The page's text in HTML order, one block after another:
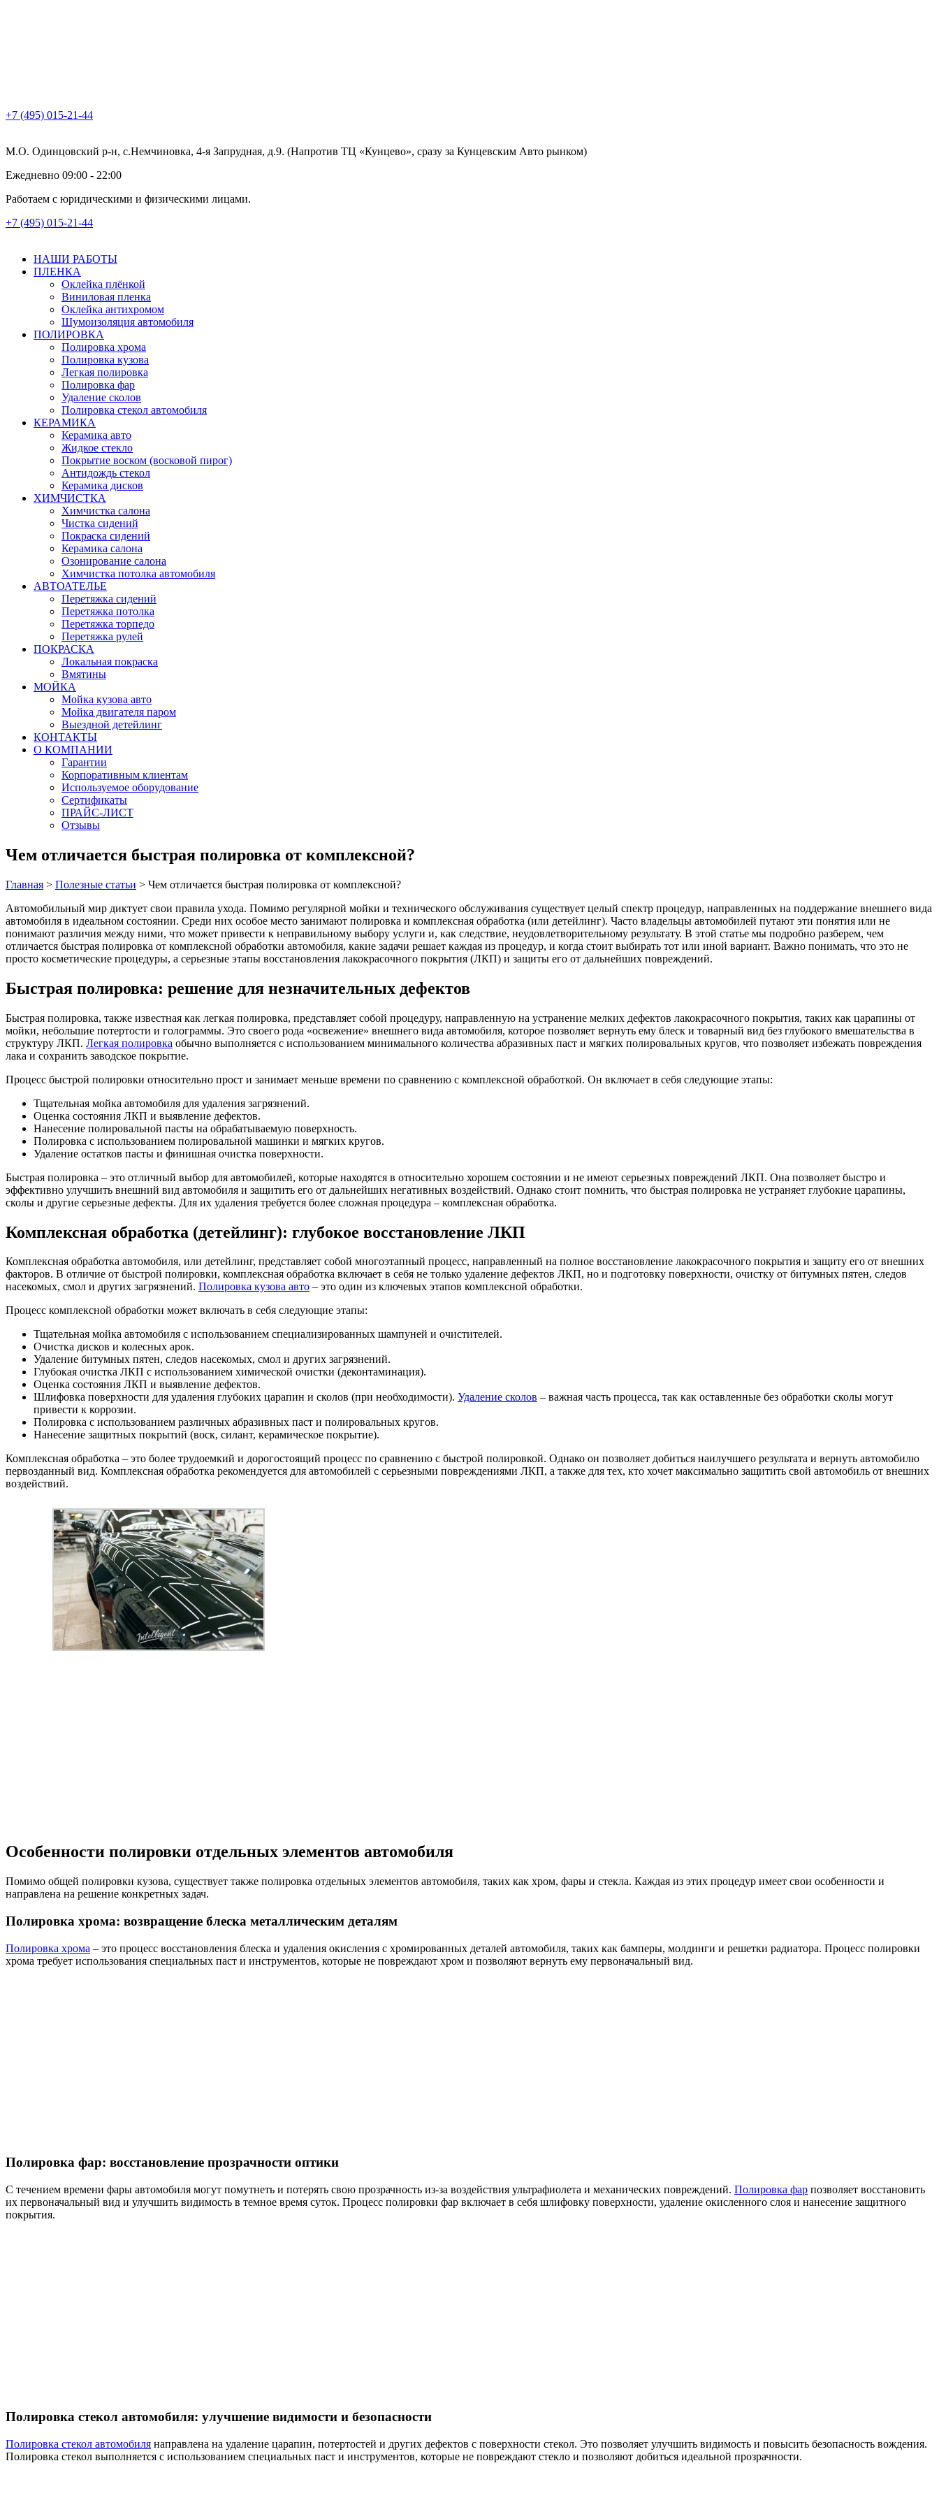
+7 (495) 015-21-44
М.О. Одинцовский р-н, с.Немчиновка, 4-я Запрудная, д.9. (Напротив ТЦ «Кунцево», сразу за Кунцевским Авто рынком)
Ежедневно 09:00 - 22:00
Работаем с юридическими и физическими лицами.
+7 (495) 015-21-44
НАШИ РАБОТЫ
ПЛЕНКА
Оклейка плёнкой
Виниловая пленка
Оклейка антихромом
Шумоизоляция автомобиля
ПОЛИРОВКА
Полировка хрома
Полировка кузова
Легкая полировка
Полировка фар
Удаление сколов
Полировка стекол автомобиля
КЕРАМИКА
Керамика авто
Жидкое стекло
Покрытие воском (восковой пирог)
Антидождь стекол
Керамика дисков
ХИМЧИСТКА
Химчистка салона
Чистка сидений
Покраска сидений
Керамика салона
Озонирование салона
Химчистка потолка автомобиля
АВТОАТЕЛЬЕ
Перетяжка сидений
Перетяжка потолка
Перетяжка торпедо
Перетяжка рулей
ПОКРАСКА
Локальная покраска
Вмятины
МОЙКА
Мойка кузова авто
Мойка двигателя паром
Выездной детейлинг
КОНТАКТЫ
О КОМПАНИИ
Гарантии
Корпоративным клиентам
Используемое оборудование
Сертификаты
ПРАЙС-ЛИСТ
Отзывы
Чем отличается быстрая полировка от комплексной?
Главная > Полезные статьи > Чем отличается быстрая полировка от комплексной?
Автомобильный мир диктует свои правила ухода. Помимо регулярной мойки и технического обслуживания существует целый спектр процедур, направленных на поддержание внешнего вида
автомобиля в идеальном состоянии. Среди них особое место занимают полировка и комплексная обработка (или детейлинг). Часто владельцы автомобилей путают эти понятия или не
понимают различия между ними, что может привести к неправильному выбору услуги и, как следствие, неудовлетворительному результату. В этой статье мы подробно разберем, чем
отличается быстрая полировка от комплексной обработки автомобиля, какие задачи решает каждая из процедур, и когда стоит выбирать тот или иной вариант. Важно понимать, что это не
просто косметические процедуры, а серьезные этапы восстановления лакокрасочного покрытия (ЛКП) и защиты его от дальнейших повреждений.
Быстрая полировка: решение для незначительных дефектов
Быстрая полировка, также известная как легкая полировка, представляет собой процедуру, направленную на устранение мелких дефектов лакокрасочного покрытия, таких как царапины от
мойки, небольшие потертости и голограммы. Это своего рода «освежение» внешнего вида автомобиля, которое позволяет вернуть ему блеск и товарный вид без глубокого вмешательства в
структуру ЛКП. Легкая полировка обычно выполняется с использованием минимального количества абразивных паст и мягких полировальных кругов, что позволяет избежать повреждения
лака и сохранить заводское покрытие.
Процесс быстрой полировки относительно прост и занимает меньше времени по сравнению с комплексной обработкой. Он включает в себя следующие этапы:
Тщательная мойка автомобиля для удаления загрязнений.
Оценка состояния ЛКП и выявление дефектов.
Нанесение полировальной пасты на обрабатываемую поверхность.
Полировка с использованием полировальной машинки и мягких кругов.
Удаление остатков пасты и финишная очистка поверхности.
Быстрая полировка – это отличный выбор для автомобилей, которые находятся в относительно хорошем состоянии и не имеют серьезных повреждений ЛКП. Она позволяет быстро и
эффективно улучшить внешний вид автомобиля и защитить его от дальнейших негативных воздействий. Однако стоит помнить, что быстрая полировка не устраняет глубокие царапины,
сколы и другие серьезные дефекты. Для их удаления требуется более сложная процедура – комплексная обработка.
Комплексная обработка (детейлинг): глубокое восстановление ЛКП
Комплексная обработка автомобиля, или детейлинг, представляет собой многоэтапный процесс, направленный на полное восстановление лакокрасочного покрытия и защиту его от внешних
факторов. В отличие от быстрой полировки, комплексная обработка включает в себя не только удаление дефектов ЛКП, но и подготовку поверхности, очистку от битумных пятен, следов
насекомых, смол и других загрязнений. Полировка кузова авто – это один из ключевых этапов комплексной обработки.
Процесс комплексной обработки может включать в себя следующие этапы:
Тщательная мойка автомобиля с использованием специализированных шампуней и очистителей.
Очистка дисков и колесных арок.
Удаление битумных пятен, следов насекомых, смол и других загрязнений.
Глубокая очистка ЛКП с использованием химической очистки (деконтаминация).
Оценка состояния ЛКП и выявление дефектов.
Шлифовка поверхности для удаления глубоких царапин и сколов (при необходимости). Удаление сколов – важная часть процесса, так как оставленные без обработки сколы могут
привести к коррозии.
Полировка с использованием различных абразивных паст и полировальных кругов.
Нанесение защитных покрытий (воск, силант, керамическое покрытие).
Комплексная обработка – это более трудоемкий и дорогостоящий процесс по сравнению с быстрой полировкой. Однако он позволяет добиться наилучшего результата и вернуть автомобилю
первозданный вид. Комплексная обработка рекомендуется для автомобилей с серьезными повреждениями ЛКП, а также для тех, кто хочет максимально защитить свой автомобиль от внешних
воздействий.
Особенности полировки отдельных элементов автомобиля
Помимо общей полировки кузова, существует также полировка отдельных элементов автомобиля, таких как хром, фары и стекла. Каждая из этих процедур имеет свои особенности и
направлена на решение конкретных задач.
Полировка хрома: возвращение блеска металлическим деталям
Полировка хрома – это процесс восстановления блеска и удаления окисления с хромированных деталей автомобиля, таких как бамперы, молдинги и решетки радиатора. Процесс полировки
хрома требует использования специальных паст и инструментов, которые не повреждают хром и позволяют вернуть ему первоначальный вид.
Полировка фар: восстановление прозрачности оптики
С течением времени фары автомобиля могут помутнеть и потерять свою прозрачность из-за воздействия ультрафиолета и механических повреждений. Полировка фар позволяет восстановить
их первоначальный вид и улучшить видимость в темное время суток. Процесс полировки фар включает в себя шлифовку поверхности, удаление окисленного слоя и нанесение защитного
покрытия.
Полировка стекол автомобиля: улучшение видимости и безопасности
Полировка стекол автомобиля направлена на удаление царапин, потертостей и других дефектов с поверхности стекол. Это позволяет улучшить видимость и повысить безопасность вождения.
Полировка стекол выполняется с использованием специальных паст и инструментов, которые не повреждают стекло и позволяют добиться идеальной прозрачности.